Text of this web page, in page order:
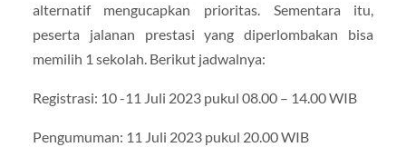
alternatif mengucapkan prioritas. Sementara itu,
peserta jalanan prestasi yang diperlombakan bisa
memilih 1 sekolah. Berikut jadwalnya:
Registrasi: 10 -11 Juli 2023 pukul 08.00 – 14.00 WIB
Pengumuman: 11 Juli 2023 pukul 20.00 WIB